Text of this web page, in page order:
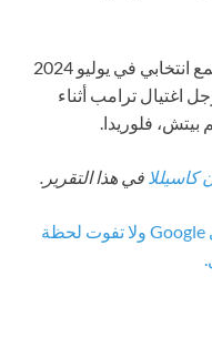
نجا ترامب من محاولة اغتيال خلال تجمع انتخابي في يوليو 2024
اغتيال ترامب أثناء
فلوريدا.
كاسيللا في هذا التقرير.
اختر CNBC كمصدر مفضل لديك على Google ولا تفوت لحظة